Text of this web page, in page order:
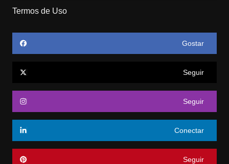
Termos de Uso
Gostar
Seguir
Seguir
Conectar
Seguir